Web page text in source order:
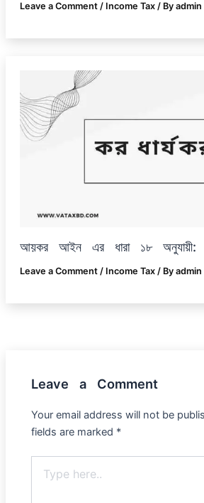
Leave a Comment / Income Tax/ By admin
আয়কর আইন এর ধারা ১৮ অনুযায়ী:
Leave a Comment / Income Tax/ By admin
Leave a Comment
Your email address will not be
fields are marked *
here..